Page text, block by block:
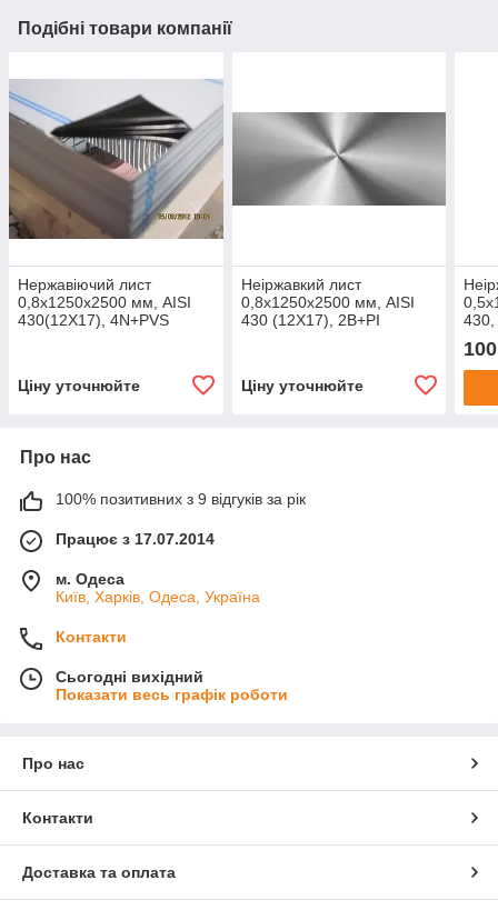
Подібні товари компанії
Нержавіючий лист
0,8х1250х2500 мм, AISI
430(12Х17), 4N+PVS
Ціну уточнюйте
Неіржавкий лист
0,8х1250х2500 мм, AISI
430 (12X17), 2В+РI
Ціну уточнюйте
100
Про нас
100% позитивних з 9 відгуків за рік
Працює з 17.07.2014
м. Одеса
Київ, Харків, Одеса, Україна
Контакти
Сьогодні вихідний
Показати весь графік роботи
Про нас
Контакти
Доставка та оплата